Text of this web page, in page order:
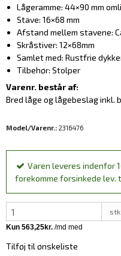
Lågeramme: 44×90 mm
Stave: 16×68 mm
Afstand mellem stavene:
Skråstiver: 12×68mm
Samlet med: Rustfrie
Tilbehør: Stolper
Varenr. består af:
Bred låge og lågebeslag inkl.
Model/Varenr.: 2316476
Varen leveres indenfor
forekomme forsinkede lev.
stk
Tilføj til ønskeliste